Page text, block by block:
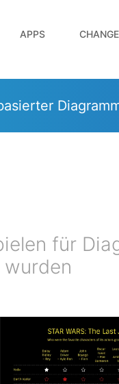
APPS
für